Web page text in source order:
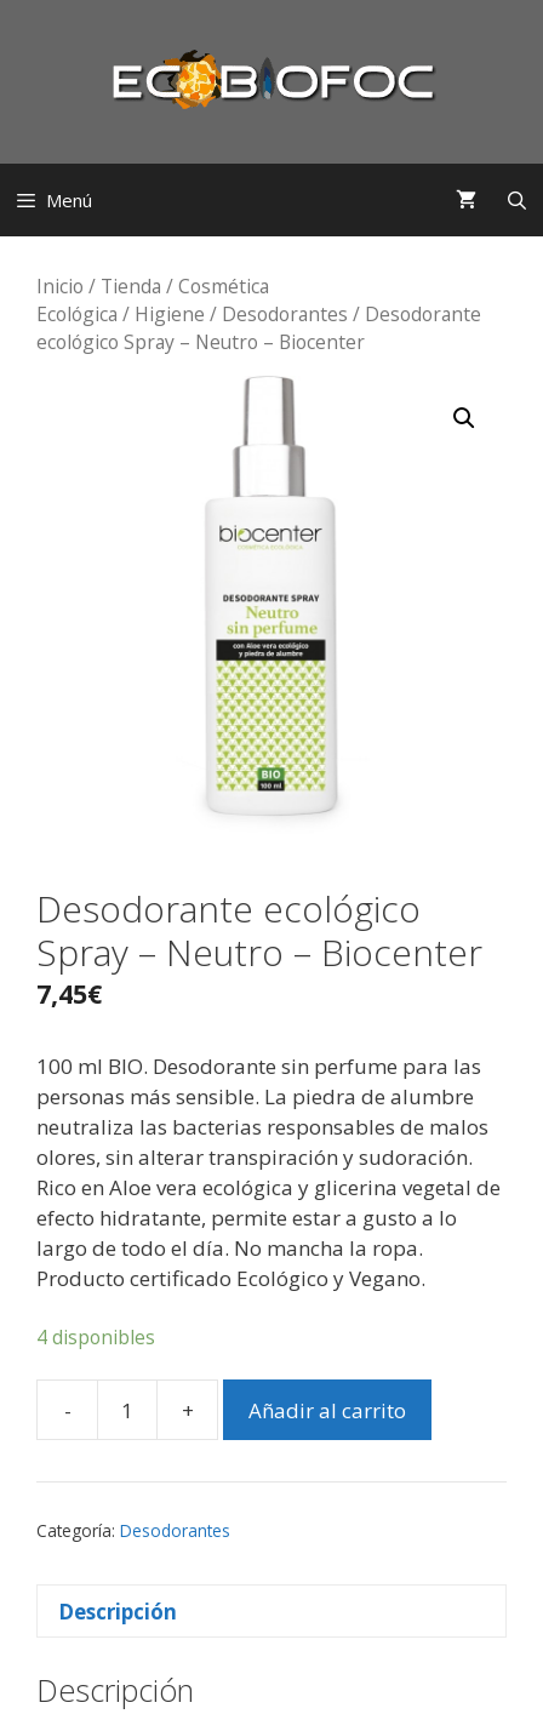
Menú
Inicio / Tienda /Cosmética
Ecológica / Higiene / Desodorantes / Desodorante
ecológico Spray – Neutro – Biocenter
Desodorante ecológico
Spray – Neutro – Biocenter
7,45€
100 ml BIO. Desodorante sin perfume para las
personas más sensible. La piedra de alumbre
neutraliza las bacterias responsables de malos
olores, sin alterar transpiración y sudoración.
Rico en Aloe vera ecológica y glicerina vegetal de
efecto hidratante, permite estar a gusto a lo
largo de todo el día. No mancha la ropa.
Producto certificado Ecológico y Vegano.
4 disponibles
-
Desodorante
Spray
Neutro
+ Añadir al carrito
Categoría: Desodorantes
Descripción
Descripción